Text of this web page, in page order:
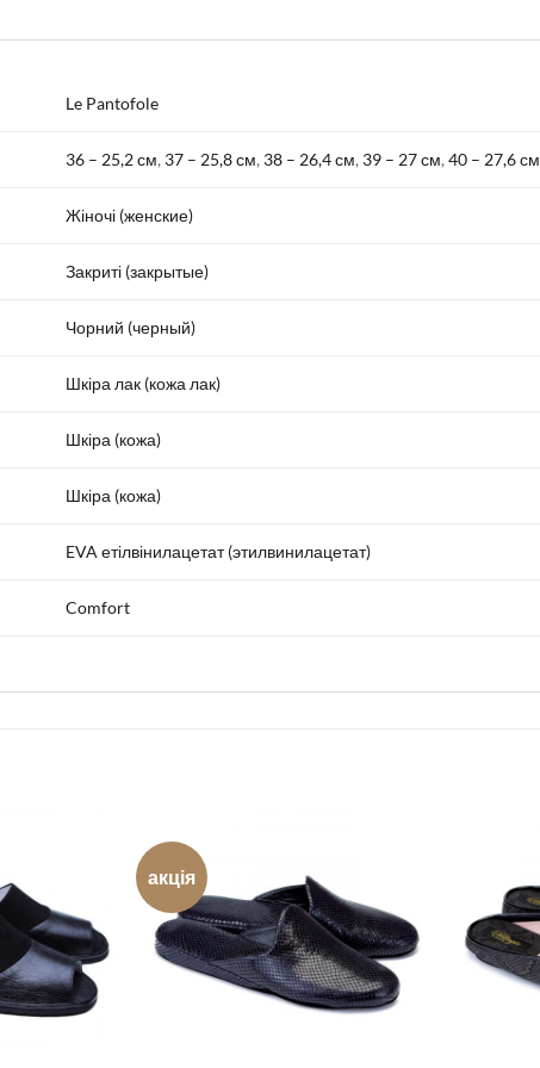
Le Pantofole
36 – 25,2 см, 37 – 25,8 см, 38 – 26,4 см, 39 – 27 см,40 – 27,6 см
Жіночі (женские)
Закриті (закрытые)
Чорний (черный)
Шкіра лак (кожа лак)
Шкіра (кожа)
Шкіра (кожа)
EVA етілвінилацетат (этилвинилацетат)
Comfort
акція